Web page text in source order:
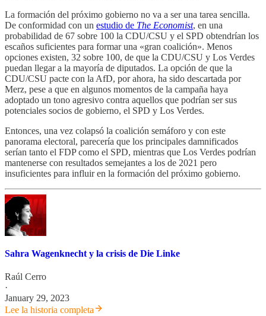
La formación del próximo gobierno no va a ser una tarea sencilla.
De conformidad con un estudio de The Economist, en una
probabilidad de 67 sobre 100 la CDU/CSU y el SPD obtendrían los
escaños suficientes para formar una «gran coalición». Menos
opciones existen, 32 sobre 100, de que la CDU/CSU y Los Verdes
puedan llegar a la mayoría de diputados. La opción de que la
CDU/CSU pacte con la AfD, por ahora, ha sido descartada por
Merz, pese a que en algunos momentos de la campaña haya
adoptado un tono agresivo contra aquellos que podrían ser sus
potenciales socios de gobierno, el SPD y Los Verdes.
Entonces, una vez colapsó la coalición semáforo y con este
panorama electoral, parecería que los principales damnificados
serían tanto el FDP como el SPD, mientras que Los Verdes podrían
mantenerse con resultados semejantes a los de 2021 pero
insuficientes para influir en la formación del próximo gobierno.
Sahra Wagenknecht y la crisis de Die Linke
Raúl Cerro
·
January 29, 2023
Lee la historia completa